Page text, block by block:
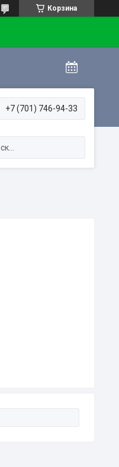
Корзина
+7 (701) 746-94-33